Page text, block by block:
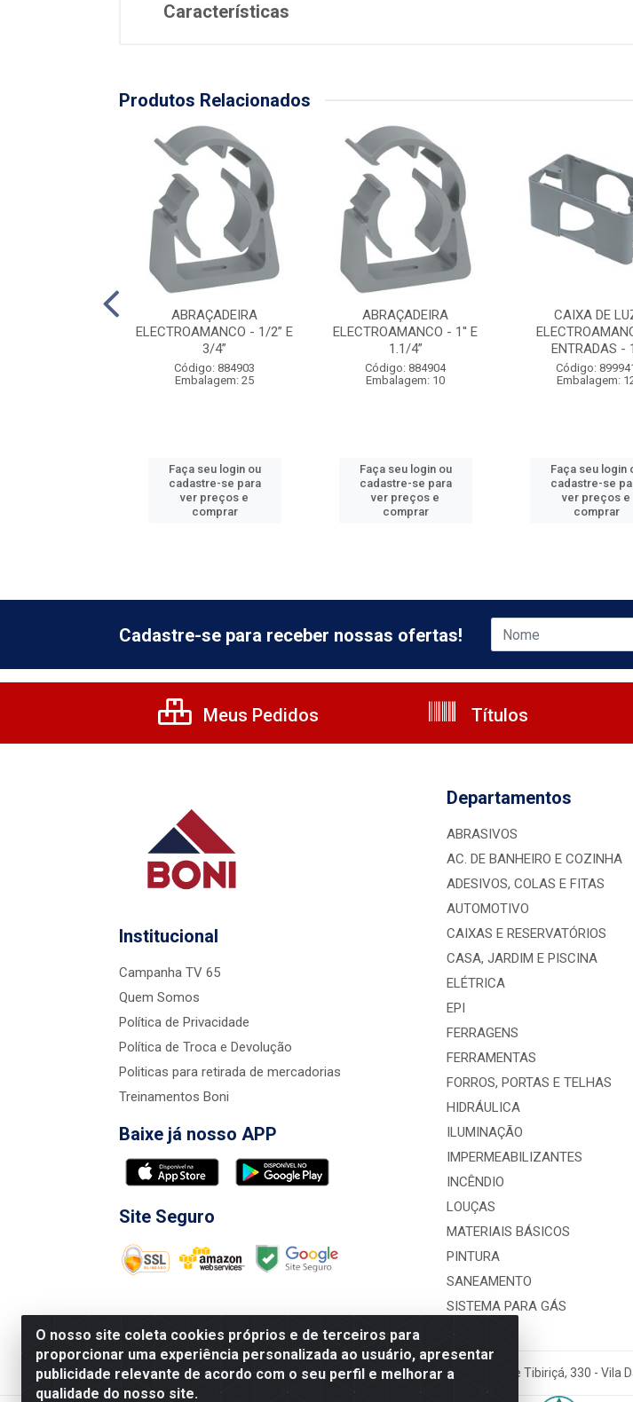
Características
Produtos Relacionados
ABRAÇADEIRA
ELECTROAMANCO - 1/2” E
3/4”
Código: 884903
Embalagem: 25
Faça seu login ou
cadastre-se para
ver preços e
comprar
ABRAÇADEIRA
ELECTROAMANCO - 1'' E
1.1/4”
Código: 884904
Embalagem: 10
Faça seu login ou
cadastre-se para
ver preços e
comprar
CAIXA DE
ENTRADAS -
Código:
Embalagem:
Faça seu login
cadastre-se
ver preços e
comprar
O nosso site coleta cookies próprios e de terceiros para
proporcionar uma experiência personalizada ao usuário, apresentar
publicidade relevante de acordo com o seu perfil e melhorar a
qualidade do nosso site.
Cadastre-se para receber nossas ofertas!
Meus Pedidos Títulos
Institucional
Campanha TV 65
Quem Somos
Política de Privacidade
Política de Troca e Devolução
Politicas para retirada de mercadorias
Treinamentos Boni
Baixe já nosso APP
Site Seguro
Departamentos
ABRASIVOS
AC. DE BANHEIRO E COZINHA
ADESIVOS, COLAS E FITAS
AUTOMOTIVO
CAIXAS E RESERVATÓRIOS
CASA, JARDIM E PISCINA
ELÉTRICA
EPI
FERRAGENS
FERRAMENTAS
FORROS, PORTAS E TELHAS
HIDRÁULICA
ILUMINAÇÃO
IMPERMEABILIZANTES
INCÊNDIO
LOUÇAS
MATERIAIS BÁSICOS
PINTURA
SANEAMENTO
SISTEMA PARA GÁS
Nova Boni Distribuidora de Material de Construção LTDA - Rua Alice Tibiriçá, 330 -